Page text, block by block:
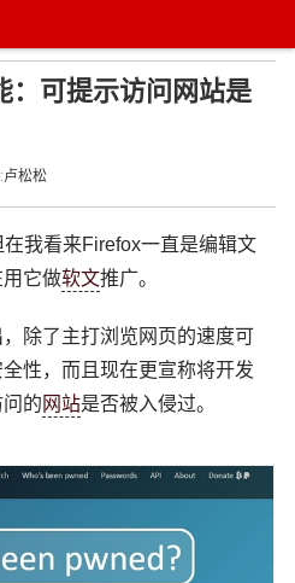
：可提示访问网站是
卢松松
我看来Firefox一直是编辑文
它做软文推广。
除了主打浏览网页的速度可
性，而且现在更宣称将开发
的 网站是否被入侵过。